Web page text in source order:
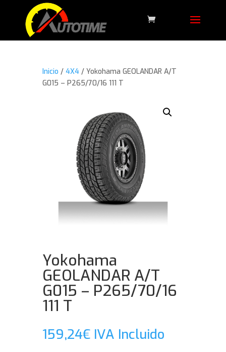
Inicio /4X4 / Yokohama GEOLANDAR A/T
G015 – P265/70/16 111 T
Yokohama
GEOLANDAR A/T
G015 – P265/70/16
111 T
159,24€ IVA Incluido